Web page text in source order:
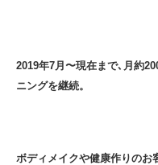
2019年7月〜現在まで､月約
ニングを継続。
ボディメイクや健康作りのお